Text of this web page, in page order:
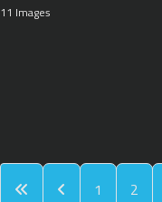
11 Images
1 2